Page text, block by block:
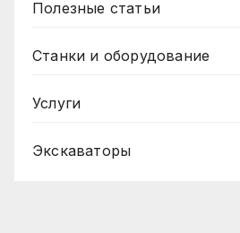
Полезные статьи
Станки и оборудование
Услуги
Экскаваторы